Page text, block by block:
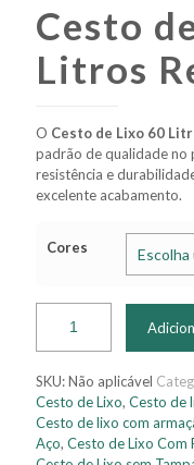
Cesto
Litros
O Cesto de Lixo 60
padrão de qualidade no
resistência e
excelente acabamento.
Cores
SKU:Não aplicável
Cesto de Lixo, Cesto de
Cesto de lixo com
Aço, Cesto de Lixo Com